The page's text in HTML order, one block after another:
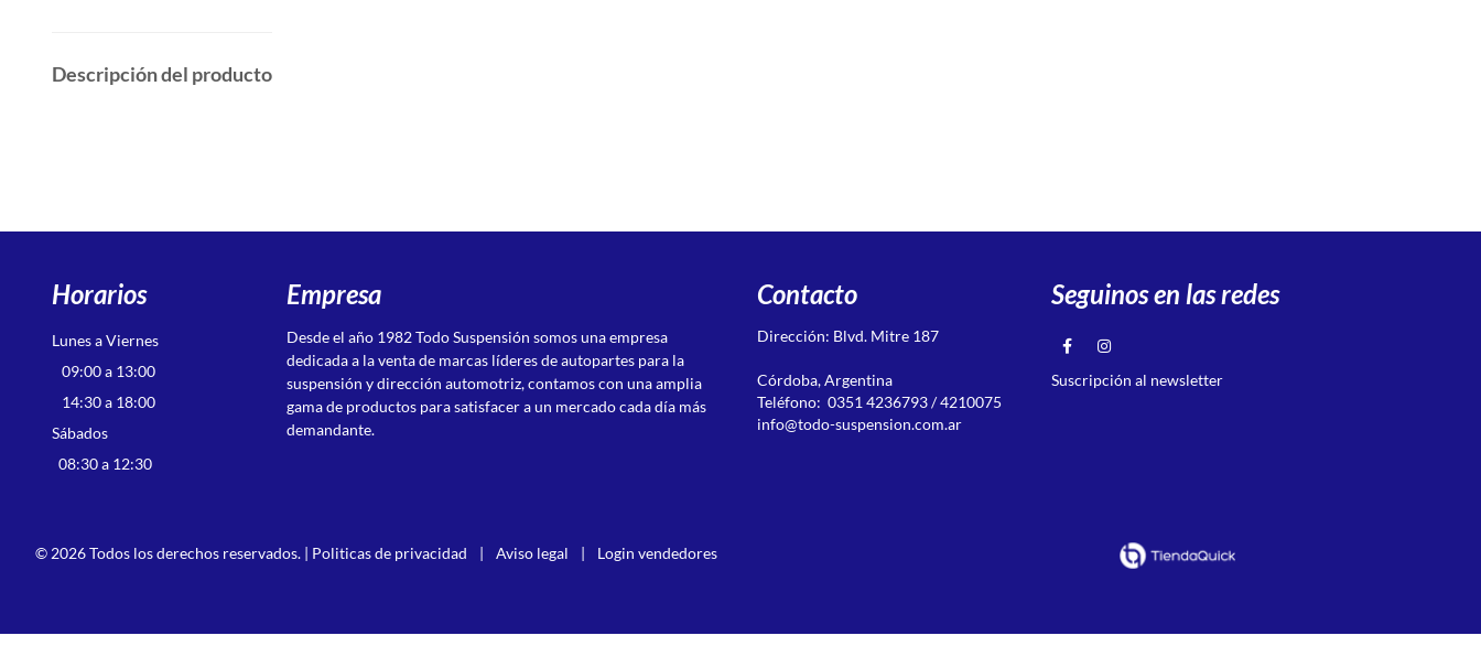
Descripción del producto
Horarios
Lunes a Viernes
09:00 a 13:00
14:30 a 18:00
Sábados
08:30 a 12:30
Empresa
Desde el año 1982 Todo Suspensión somos una empresa
dedicada a la venta de marcas líderes de autopartes para la
suspensión y dirección automotriz, contamos con una amplia
gama de productos para satisfacer a un mercado cada día más
demandante.
Contacto
Dirección: Blvd. Mitre 187
Córdoba, Argentina
Teléfono: 0351 4236793 / 4210075
info@todo-suspension.com.ar
Seguinos en las redes
Suscripción al newsletter
© 2026 Todos los derechos reservados. | Politicas de privacidad | Aviso legal | Login vendedores